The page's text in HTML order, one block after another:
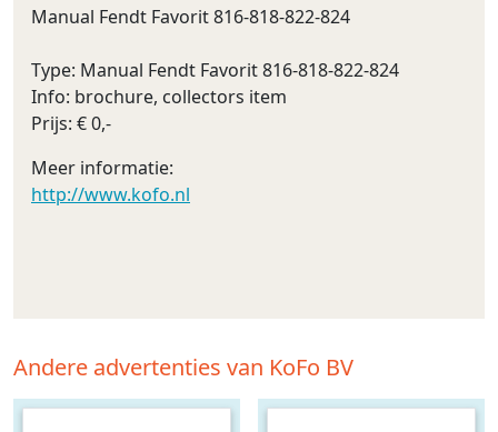
Manual Fendt Favorit 816-818-822-824
Type: Manual Fendt Favorit 816-818-822-824
Info: brochure, collectors item
Prijs: € 0,-
Meer informatie:
http://www.kofo.nl
Andere advertenties van KoFo BV